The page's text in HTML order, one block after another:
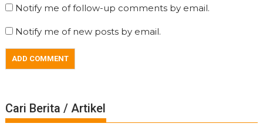
Notify me of follow-up comments by email.
Notify me of new posts by email.
Cari Berita / Artikel